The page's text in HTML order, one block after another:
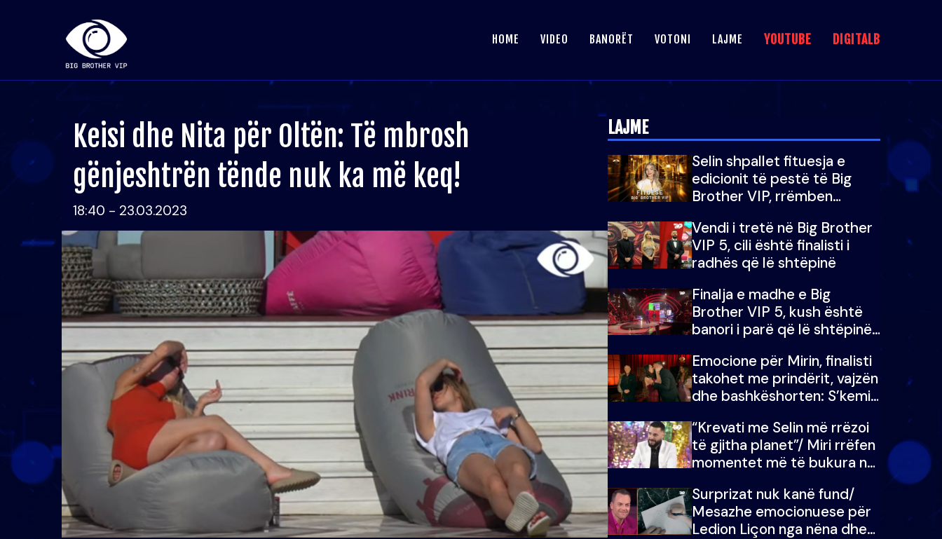
HOME VIDEO BANORËT VOTONI LAJME YOUTUBE DIGITALB
Keisi dhe Nita për Oltën: Të mbrosh
gënjeshtrën tënde nuk ka më keq!
18:40 - 23.03.2023
LAJME
Selin shpallet fituesja e
edicionit të pestë të Big
Brother VIP, rrëmben
mijë eurosh
Vendi i tretë në Big Brother
VIP 5, cili është finalisti i
radhës që lë shtëpinë
Finalja e madhe e Big
Brother VIP 5, kush është
banori i parë që lë shtëpinë
fituar çmimin e madh
Emocione për Mirin, finalisti
takohet me prindërit, vajzën
dhe bashkëshorten: S’kemi
“Krevati me Selin më rrëzoi
të gjitha planet”/ Miri rrëfen
momentet më të bukura në
mungojë zilja e mëngjesit
kur…
Surprizat nuk kanë fund/
Mesazhe emocionuese për
Ledion Liçon nga nëna dhe